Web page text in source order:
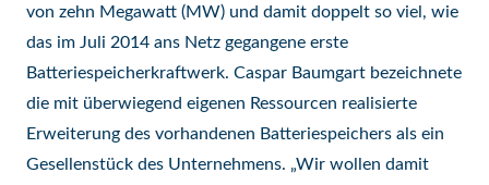
von zehn Megawatt (MW) und damit doppelt so viel, wie
das im Juli 2014 ans Netz gegangene erste
Batteriespeicherkraftwerk. Caspar Baumgart bezeichnete
die mit überwiegend eigenen Ressourcen realisierte
Erweiterung des vorhandenen Batteriespeichers als ein
Gesellenstück des Unternehmens. „Wir wollen damit